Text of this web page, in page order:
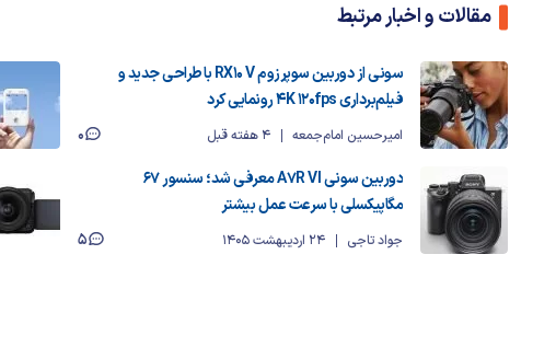
مقالات و اخبار مرتبط
سونی از دوربین سوپرزوم RX10 V با طراحی جدید و
فیلم‌برداری 4K 120fps رونمایی کرد
امیرحسین امام‌جمعه 4 هفته قبل 0
دوربین سونی A7R VI معرفی شد؛ سنسور ۶۷
مگاپیکسلی با سرعت عمل بیشتر
جواد تاجی 24 اردیبهشت 1405 5